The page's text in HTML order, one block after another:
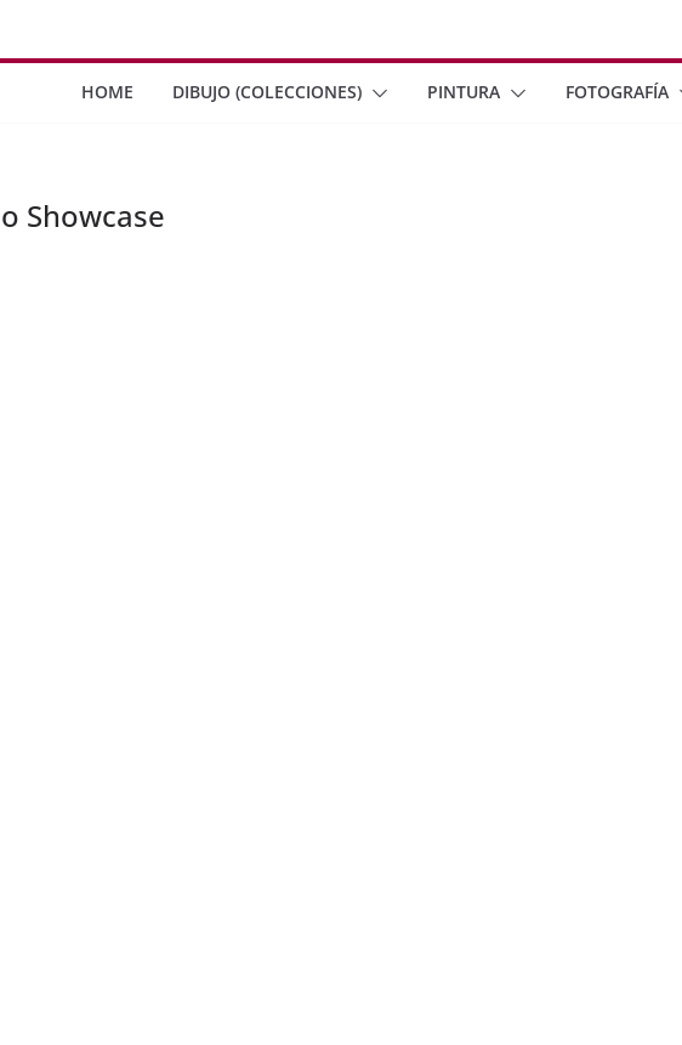
HOME DIBUJO (COLECCIONES) PINTURA FOTOGRAFÍA
Showcase